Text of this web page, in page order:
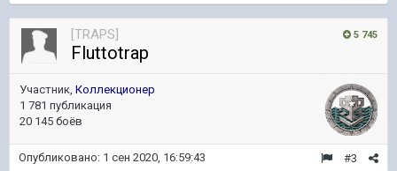
5 745
[TRAPS]
Fluttotrap
Участник, Коллекционер
1 781 публикация
20 145 боёв
#3
Опубликовано: 1 сен 2020, 16:59:43